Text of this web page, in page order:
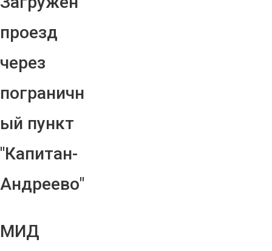
проезд
через
пограничн
ый пункт
"Капитан-
Андреево"
МИД